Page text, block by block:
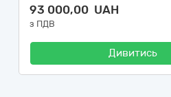
93 000,00 UAH
з ПДВ
Дивитись